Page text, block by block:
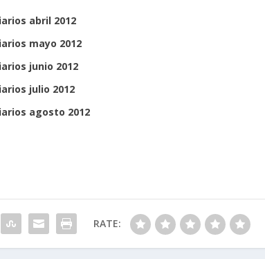
abril 2012
mayo 2012
junio 2012
julio 2012
agosto 2012
RATE: